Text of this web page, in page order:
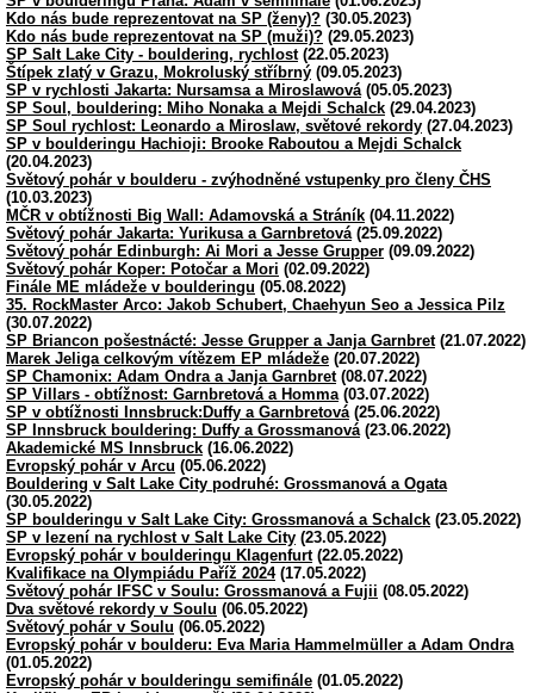
Kdo nás bude reprezentovat na SP (ženy)? (30.05.2023)
Kdo nás bude reprezentovat na SP (muži)? (29.05.2023)
SP Salt Lake City - bouldering, rychlost(22.05.2023)
Štípek zlatý v Grazu, Mokroluský stříbrný (09.05.2023)
SP v rychlosti Jakarta: Nursamsa a Miroslawová(05.05.2023)
SP Soul, bouldering: Miho Nonaka a Mejdi Schalck (29.04.2023)
SP Soul rychlost: Leonardo a Miroslaw, světové rekordy (27.04.2023)
SP v boulderingu Hachioji: Brooke Raboutou a Mejdi Schalck
(20.04.2023)
Světový pohár v boulderu - zvýhodněné vstupenky pro členy ČHS
(10.03.2023)
MČR v obtížnosti Big Wall: Adamovská a Stráník (04.11.2022)
Světový pohár Jakarta: Yurikusa a Garnbretová(25.09.2022)
Světový pohár Edinburgh: Ai Mori a Jesse Grupper (09.09.2022)
Světový pohár Koper: Potočar a Mori (02.09.2022)
Finále ME mládeže v boulderingu (05.08.2022)
35. RockMaster Arco: Jakob Schubert, Chaehyun Seo a Jessica Pilz
(30.07.2022)
SP Briancon pošestnácté: Jesse Grupper a Janja Garnbret(21.07.2022)
Marek Jeliga celkovým vítězem EP mládeže (20.07.2022)
SP Chamonix: Adam Ondra a Janja Garnbret(08.07.2022)
SP Villars - obtížnost: Garnbretová a Homma(03.07.2022)
SP v obtížnosti Innsbruck:Duffy a Garnbretová(25.06.2022)
SP Innsbruck bouldering: Duffy a Grossmanová(23.06.2022)
Akademické MS Innsbruck (16.06.2022)
Evropský pohár v Arcu (05.06.2022)
Bouldering v Salt Lake City podruhé: Grossmanová a Ogata
(30.05.2022)
SP boulderingu v Salt Lake City: Grossmanová a Schalck (23.05.2022)
SP v lezení na rychlost v Salt Lake City (23.05.2022)
Evropský pohár v boulderingu Klagenfurt(22.05.2022)
Kvalifikace na Olympiádu Paříž 2024(17.05.2022)
Světový pohár IFSC v Soulu: Grossmanová a Fujii (08.05.2022)
Dva světové rekordy v Soulu (06.05.2022)
Světový pohár v Soulu (06.05.2022)
Evropský pohár v boulderu: Eva Maria Hammelmüller a Adam Ondra
(01.05.2022)
Evropský pohár v boulderingu semifinále (01.05.2022)